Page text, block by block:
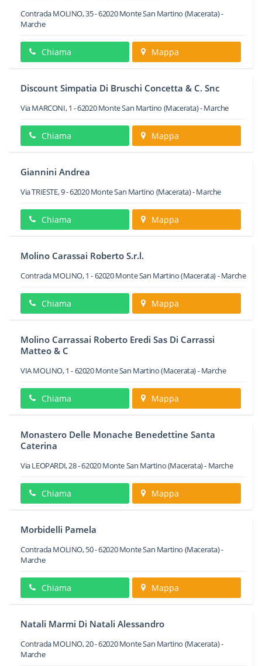
Contrada MOLINO, 35-62020 Monte San Martino (Macerata) -
Marche
Chiama Mappa
Discount Simpatia Di Bruschi Concetta & C. Snc
Via MARCONI, 1 -62020 Monte San Martino (Macerata) -Marche
Chiama Mappa
Giannini Andrea
Via TRIESTE, 9-62020 Monte San Martino (Macerata) -Marche
Chiama Mappa
Molino Carassai Roberto S.r.l.
Contrada MOLINO, 1 -62020Monte San Martino(Macerata) -Marche
Chiama Mappa
Molino Carrassai Roberto Eredi Sas Di Carrassi
Matteo & C
VIA MOLINO, 1 -62020Monte San Martino(Macerata) -Marche
Chiama Mappa
Monastero Delle Monache Benedettine Santa
Caterina
Via LEOPARDI, 28-62020Monte San Martino(Macerata) - Marche
Chiama Mappa
Morbidelli Pamela
Contrada MOLINO, 50-62020 Monte San Martino (Macerata) -
Marche
Chiama Mappa
Natali Marmi Di Natali Alessandro
Contrada MOLINO, 20-62020 Monte San Martino (Macerata) -
Marche